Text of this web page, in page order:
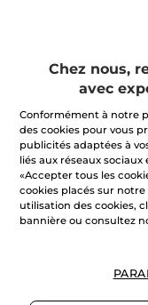
Mon
valeur
de
notation
pour
Satisfait ou
Chez nous,
avec
Conformément à notre
des cookies pour vous
publicités adaptées à
liés aux réseaux
«Accepter tous les
cookies placés sur
utilisation des cookies,
bannière ou consultez